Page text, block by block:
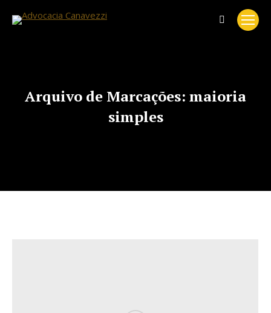
Search:
Arquivo de Marcações: maioria
simples